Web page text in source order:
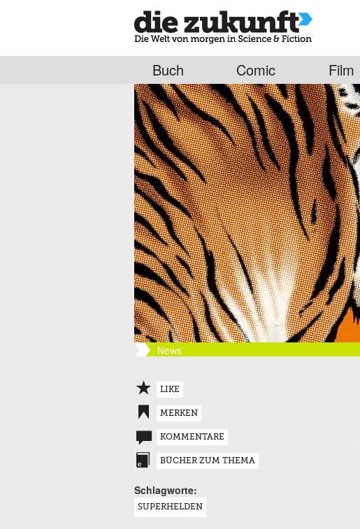
Buch Comic Film
News
LIKE
MERKEN
KOMMENTARE
BÜCHER ZUM THEMA
Schlagworte:
SUPERHELDEN